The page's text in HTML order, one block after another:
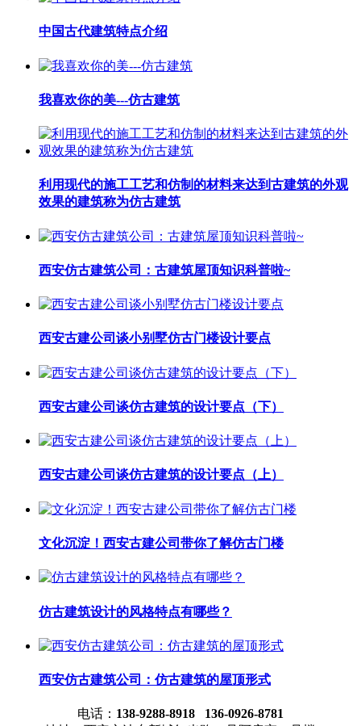
中国古代建筑特点介绍
我喜欢你的美---仿古建筑
利用现代的施工工艺和仿制的材料来达到古建筑的外观
效果的建筑称为仿古建筑
西安仿古建筑公司：古建筑屋顶知识科普啦~
西安古建公司谈小别墅仿古门楼设计要点
西安古建公司谈仿古建筑的设计要点（下）
西安古建公司谈仿古建筑的设计要点（上）
文化沉淀！西安古建公司带你了解仿古门楼
仿古建筑设计的风格特点有哪些？
西安仿古建筑公司：仿古建筑的屋顶形式
电话： 138-9288-8918 136-0926-8781